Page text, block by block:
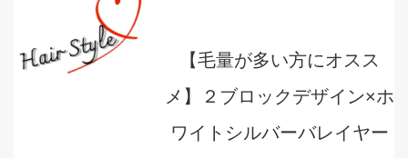
【毛量が多い方にオスス
メ】２ブロックデザイン×ホ
ワイトシルバーバレイヤー